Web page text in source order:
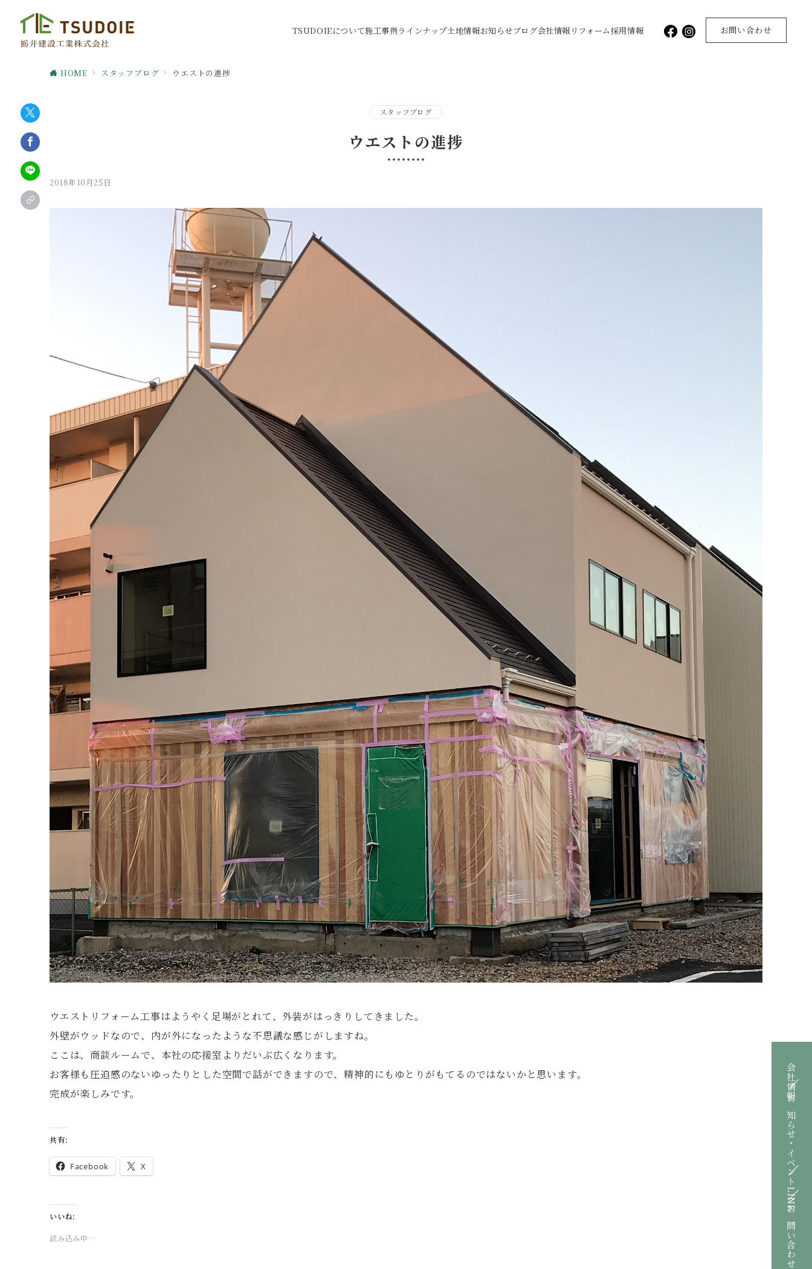
TSUDOIEについて施工事例ラインナップ土地情報お知らせブログ会社情報 リフォーム採用情報 お問い合わせ
HOME スタッフブログ ウエストの進捗
スタッフブログ
ウエストの進捗
2018年10月25日
ウエストリフォーム工事はようやく足場がとれて、外装がはっきりしてきました。
外壁がウッドなので、内が外になったような不思議な感じがしますね。
ここは、商談ルームで、本社の応接室よりだいぶ広くなります。
お客様も圧迫感のないゆったりとした空間で話ができますので、精神的にもゆとりがもてるのではないかと思います。
完成が楽しみです。
共有:
Facebook X
いいね:
読み込み中…
会社情報
お知らせ・イベント
LINE
お問い合わせ